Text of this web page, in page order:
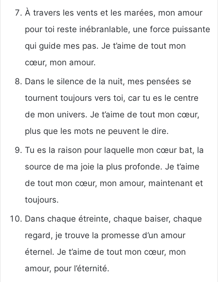
À travers les vents et les marées, mon amour
pour toi reste inébranlable, une force puissante
qui guide mes pas. Je t’aime de tout mon
cœur, mon amour.
Dans le silence de la nuit, mes pensées se
tournent toujours vers toi, car tu es le centre
de mon univers. Je t’aime de tout mon cœur,
plus que les mots ne peuvent le dire.
Tu es la raison pour laquelle mon cœur bat, la
source de ma joie la plus profonde. Je t’aime
de tout mon cœur, mon amour, maintenant et
toujours.
Dans chaque étreinte, chaque baiser, chaque
regard, je trouve la promesse d’un amour
éternel. Je t’aime de tout mon cœur, mon
amour, pour l’éternité.